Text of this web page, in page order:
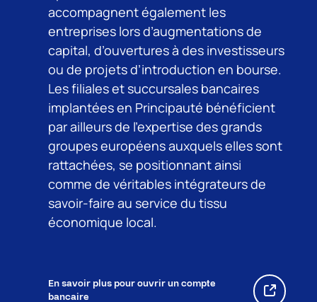
accompagnent également les
entreprises lors d’augmentations de
capital, d’ouvertures à des investisseurs
ou de projets d’introduction en bourse.
Les filiales et succursales bancaires
implantées en Principauté bénéficient
par ailleurs de l’expertise des grands
groupes européens auxquels elles sont
rattachées, se positionnant ainsi
comme de véritables intégrateurs de
savoir-faire au service du tissu
économique local.
En savoir plus pour ouvrir un compte
bancaire